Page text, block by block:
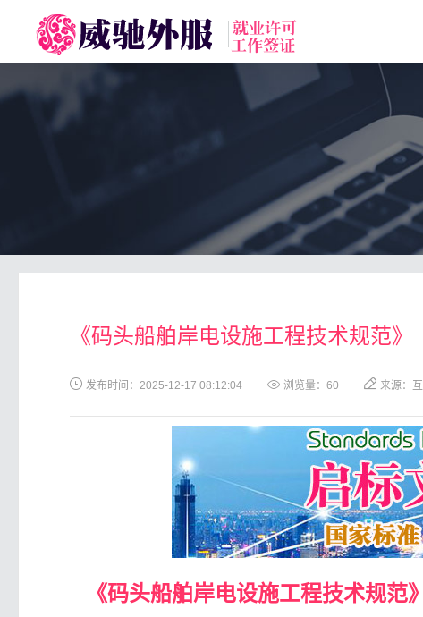
toggle
navigation
《码头船舶岸电设施工程技术规范
发布时间：2025-12-17 08:12:04 浏览量：60 来源：
《码头船舶岸电设施工程技术规范